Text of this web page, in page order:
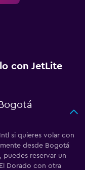
con JetLite
si quieres volar con
desde Bogotá
puedes reservar un
Dorado con otra